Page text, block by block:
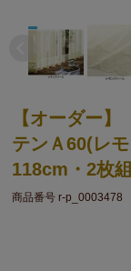
【オーダー
テンＡ60(レ
118cm・2枚
商品番号 r-p_0003478